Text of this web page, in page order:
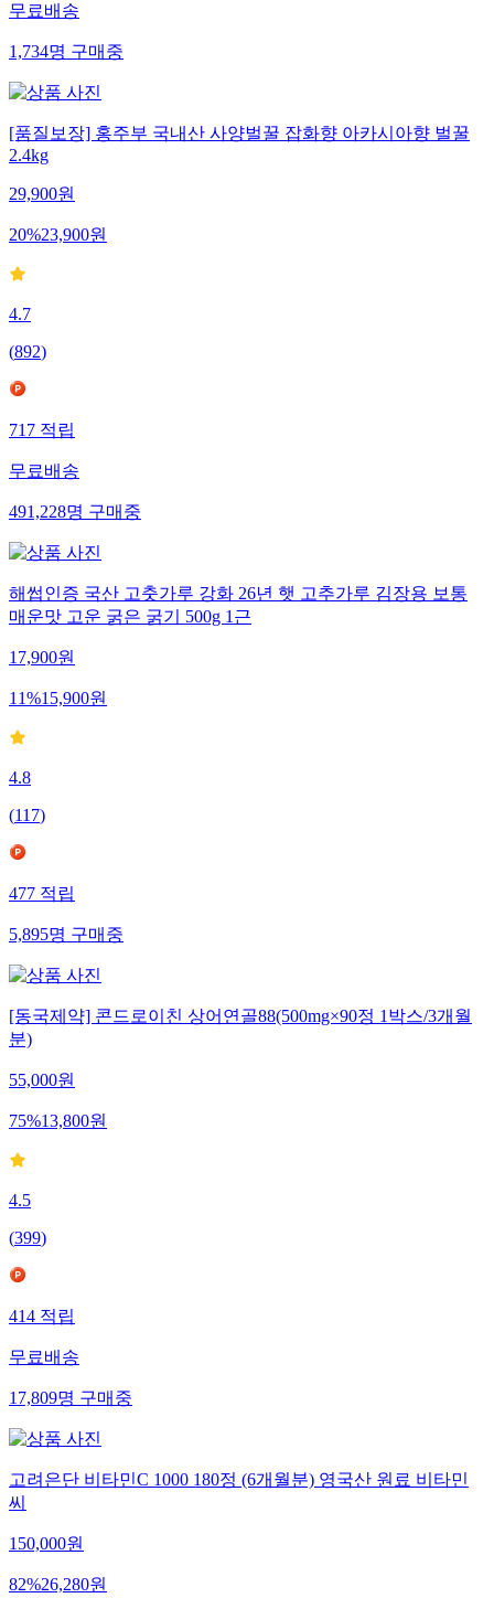
무료배송
1,734명구매중
[품질보장] 홍주부 국내산 사양벌꿀 잡화향 아카시아향 벌꿀
2.4kg
29,900원
20%23,900원
4.7
(892)
717적립
무료배송
491,228명구매중
해썹인증 국산 고춧가루 강화 26년 햇 고추가루 김장용 보통
매운맛 고운 굵은 굵기 500g 1근
17,900원
11%15,900원
4.8
(117)
477적립
5,895명구매중
[동국제약] 콘드로이친 상어연골88(500mg×90정 1박스/3개월
분)
55,000원
75%13,800원
4.5
(399)
414적립
무료배송
17,809명구매중
고려은단 비타민C 1000 180정 (6개월분) 영국산 원료 비타민
씨
150,000원
82%26,280원